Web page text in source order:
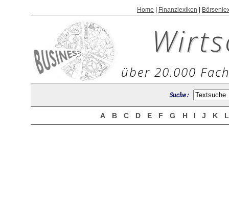
Home Finanzlexikon
über 20.000
Suche :
A B C D E F G H I J K